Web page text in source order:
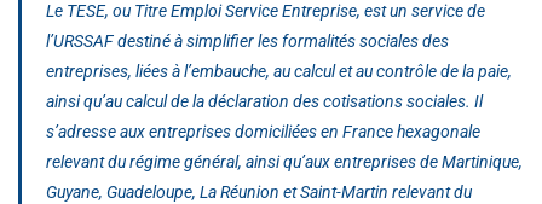
Le TESE, ou Titre Emploi Service Entreprise, est un service de
l’URSSAF destiné à simplifier les formalités sociales des
entreprises, liées à l’embauche, au calcul et au contrôle de la paie,
ainsi qu’au calcul de la déclaration des cotisations sociales. Il
s’adresse aux entreprises domiciliées en France hexagonale
relevant du régime général, ainsi qu’aux entreprises de Martinique,
Guyane, Guadeloupe, La Réunion et Saint-Martin relevant du